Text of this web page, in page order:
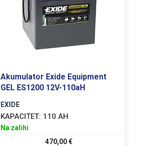
Akumulator Exide Equipment
GEL ES1200 12V-110aH
EXIDE
KAPACITET: 110 AH
Na zalihi
470,00€